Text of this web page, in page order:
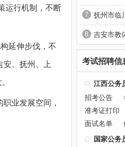
运行机制，不断
延伸步伐，不
安、抚州、上
业发展空间，
7 抚州市临
8 吉安市教
考试招聘信
江西公务
招考公告
准考证打印
面试名单
国家公务